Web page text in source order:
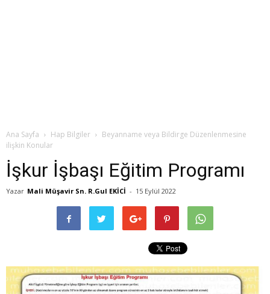
Ana Sayfa Hap Bilgiler
Beyanname veya Bildirge Düzenlenmesine
ilişkin Konular
İşkur İşbaşı Eğitim Programı
Yazar Mali Müşavir Sn. R.Gul EKİCİ - 15 Eylül 2022